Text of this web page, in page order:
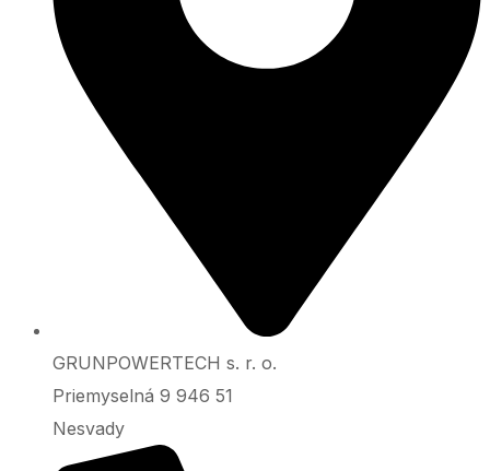
GRUNPOWERTECH s. r. o.
Priemyselná 9 946 51
Nesvady